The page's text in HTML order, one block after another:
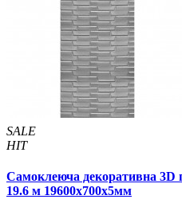
Купити В закладки
SALE
HIT
Самоклеюча декоративна 3D
19.6 м 19600x700x5мм